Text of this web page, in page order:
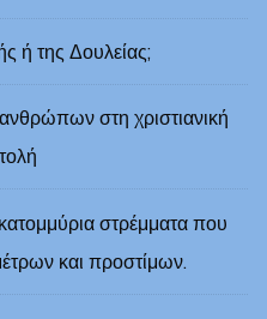
ή της Δουλείας;
στη χριστιανική
στρέμματα που
και προστίμων.